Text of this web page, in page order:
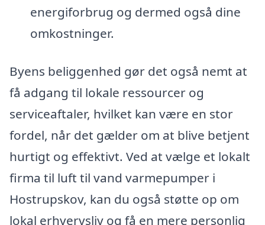
energiforbrug og dermed også dine
omkostninger.
Byens beliggenhed gør det også nemt at
få adgang til lokale ressourcer og
serviceaftaler, hvilket kan være en stor
fordel, når det gælder om at blive betjent
hurtigt og effektivt. Ved at vælge et lokalt
firma til luft til vand varmepumper i
Hostrupskov, kan du også støtte op om
lokal erhvervsliv og få en mere personlig